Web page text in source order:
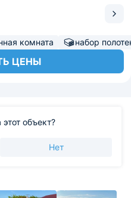
комната набор
ЦЕНЫ
объект?
Нет